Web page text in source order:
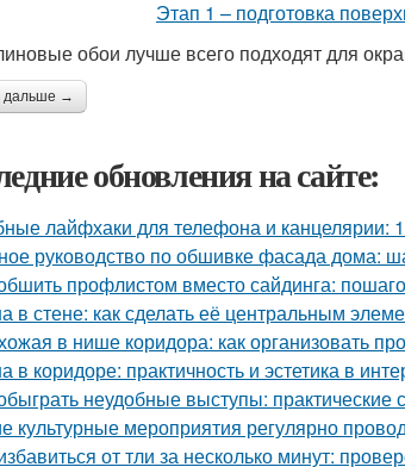
обои лучше всего подходят для
дальше →
обновления на сайте:
лайфхаки для телефона и канцелярии:
руководство по обшивке фасада дома:
профлистом вместо сайдинга:
в стене: как сделать её центральным
в нише коридора: как организовать
в коридоре: практичность и эстетика в
неудобные выступы: практические
культурные мероприятия регулярно
от тли за несколько минут: